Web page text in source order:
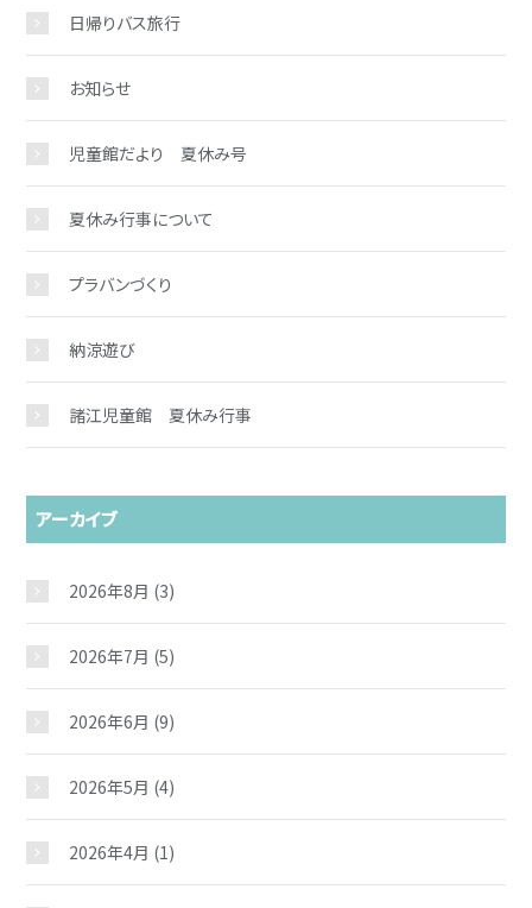
日帰りバス旅行
お知らせ
児童館だより 夏休み号
夏休み行事について
プラバンづくり
納涼遊び
諸江児童館 夏休み行事
アーカイブ
2026年8月 (3)
2026年7月 (5)
2026年6月 (9)
2026年5月 (4)
2026年4月 (1)